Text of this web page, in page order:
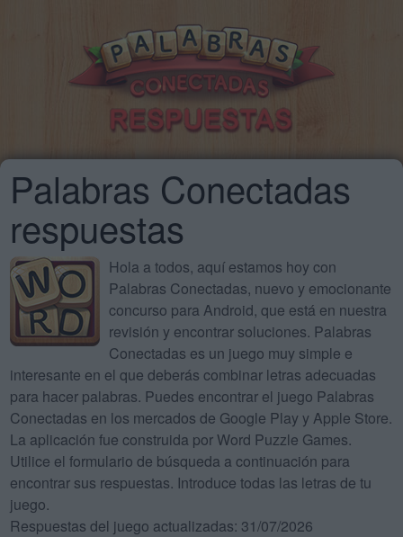
Palabras Conectadas
respuestas
Hola a todos, aquí estamos hoy con
Palabras Conectadas, nuevo y emocionante
concurso para Android, que está en nuestra
revisión y encontrar soluciones. Palabras
Conectadas es un juego muy simple e
interesante en el que deberás combinar letras adecuadas
para hacer palabras. Puedes encontrar el juego Palabras
Conectadas en los mercados de Google Play y Apple Store.
La aplicación fue construida por Word Puzzle Games.
Utilice el formulario de búsqueda a continuación para
encontrar sus respuestas. Introduce todas las letras de tu
juego.
Respuestas del juego actualizadas: 31/07/2026